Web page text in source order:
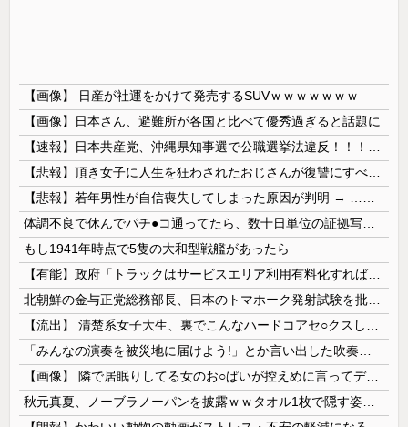
【画像】 日産が社運をかけて発売するSUVｗｗｗｗｗｗｗ
【画像】日本さん、避難所が各国と比べて優秀過ぎると話題に
もし1941年時点で5隻の大和型戦艦があったら
【有能】政府「トラックはサービスエリア利用有料化すればサボらず走るし流問題解決じゃね？」
【画像】 隣で居眠りしてる女のお○ぱいが控えめに言ってデカいｗｗｗ